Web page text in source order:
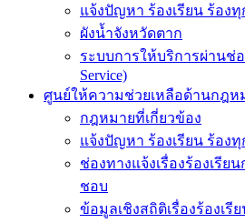
แจ้งปัญหา ร้องเรียน ร้อง
ผังน้ำจังหวัดตาก
ระบบการให้บริการผ่านช่
Service)
ศูนย์ให้ความช่วยเหลือด้านกฎห
กฎหมายที่เกี่ยวข้อง
แจ้งปัญหา ร้องเรียน ร้อง
ช่องทางแจ้งเรื่องร้องเรี
ชอบ
ข้อมูลเชิงสถิติเรื่องร้องเรี